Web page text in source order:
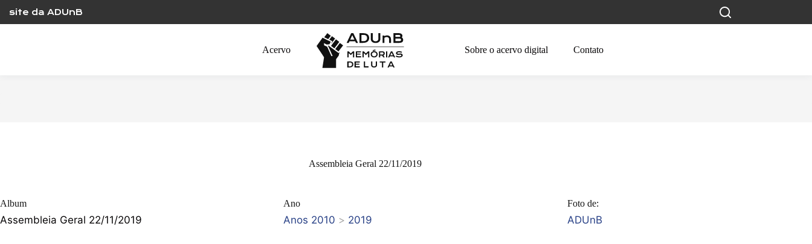
content
site da ADUnB
Acervo Sobre o acervo digital Contato
Assembleia Geral 22/11/2019
Album
Assembleia Geral 22/11/2019
Ano
Anos 2010 > 2019
Foto de:
ADUnB